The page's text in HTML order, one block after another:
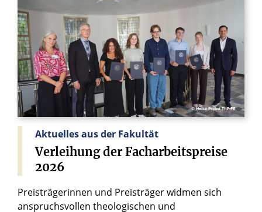
© Heike Probst ThF-PB
Aktuelles aus der Fakultät
Verleihung der Facharbeitspreise
2026
Preisträgerinnen und Preisträger widmen sich
anspruchsvollen theologischen und